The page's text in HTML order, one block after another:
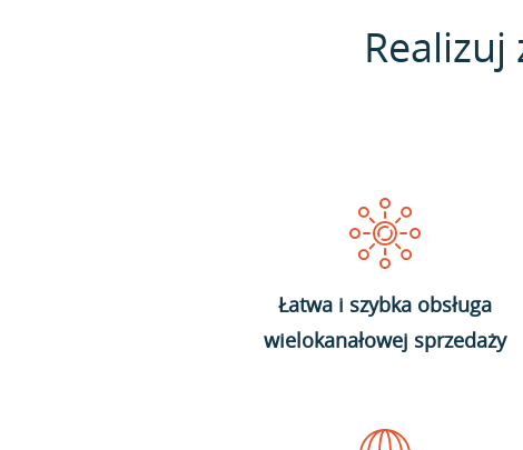
Realizuj
Łatwa i szybka obsługa
wielokanałowej sprzedaży